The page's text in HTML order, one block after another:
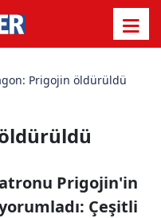
Prigojin öldürüldü
Prigojin'in
Çeşitli